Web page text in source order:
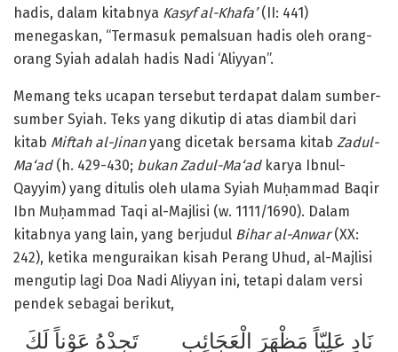
hadis, dalam kitabnya Kasyf al-Khafa’(II: 441)
menegaskan, “Termasuk pemalsuan hadis oleh orang-
orang Syiah adalah hadis Nadi ‘Aliyyan”.
Memang teks ucapan tersebut terdapat dalam sumber-
sumber Syiah. Teks yang dikutip di atas diambil dari
kitab Miftah al-Jinanyang dicetak bersama kitab Zadul-
Ma‘ad (h. 429-430; bukan Zadul-Ma‘ad karya Ibnul-
Qayyim) yang ditulis oleh ulama Syiah Muḥammad Baqir
Ibn Muḥammad Taqi al-Majlisi (w. 1111/1690). Dalam
kitabnya yang lain, yang berjudul Bihar al-Anwar(XX:
242), ketika menguraikan kisah Perang Uhud, al-Majlisi
mengutip lagi Doa Nadi Aliyyan ini, tetapi dalam versi
pendek sebagai berikut,
نَادِ عَلِيّاً مَظْهَرَ الْعَجَائِبِ تَجِدْهُ عَوْناً لَكَ